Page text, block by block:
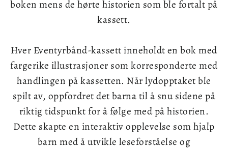
boken mens de hørte historien som ble fortalt på
kassett.
Hver Eventyrbånd-kassett inneholdt en bok med
fargerike illustrasjoner som korresponderte med
handlingen på kassetten. Når lydopptaket ble
spilt av, oppfordret det barna til å snu sidene på
riktig tidspunkt for å følge med på historien.
Dette skapte en interaktiv opplevelse som hjalp
barn med å utvikle leseforståelse og